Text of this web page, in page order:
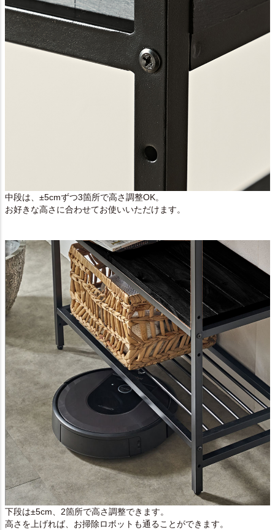
中段は、±5cmずつ3箇所で高さ調整OK。
お好きな高さに合わせてお使いいただけます。
下段は±5cm、2箇所で高さ調整できます。
高さを上げれば、お掃除ロボットも通ることができます。